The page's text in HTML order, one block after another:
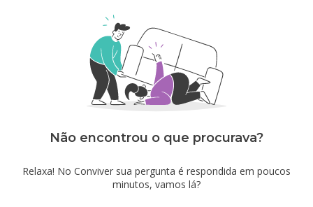
Não encontrou o que procurava?
Relaxa! No Conviver sua pergunta é respondida em poucos
minutos, vamos lá?